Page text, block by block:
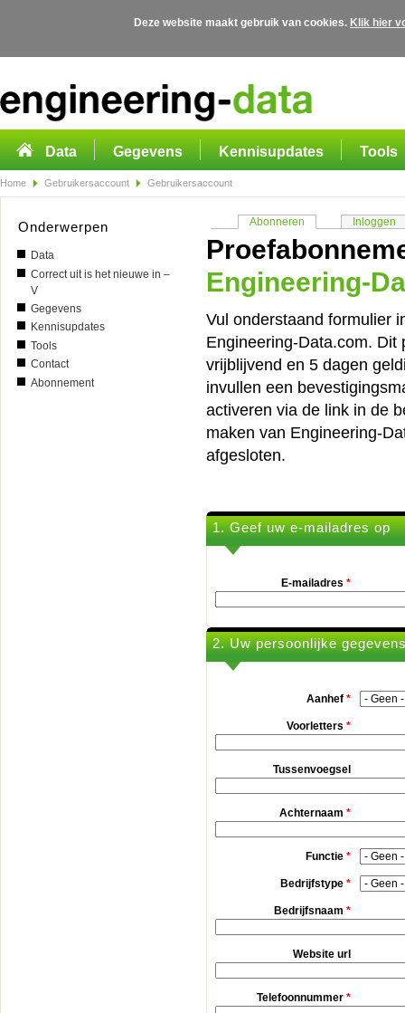
Deze website maakt gebruik van cookies. Klik hier
Data Gegevens Kennisupdates Tools
Home Gebruikersaccount Gebruikersaccount
Onderwerpen
Data
Correct uit is het nieuwe in –
V
Gegevens
Kennisupdates
Tools
Contact
Abonnement
Primaire tabs
Abonneren (actieve tabblad)
Inloggen
Engineering-
Vul onderstaand formulier
Engineering-Data.com.
vrijblijvend en 5 dagen
invullen een
activeren via de link in de
maken van Engineering-
afgesloten.
1. Geef uw e-mailadres op
E-mailadres *
2. Uw persoonlijke
Aanhef *
Voorletters *
Tussenvoegsel
Achternaam *
Functie *
Bedrijfstype *
Bedrijfsnaam *
Website url
Telefoonnummer *